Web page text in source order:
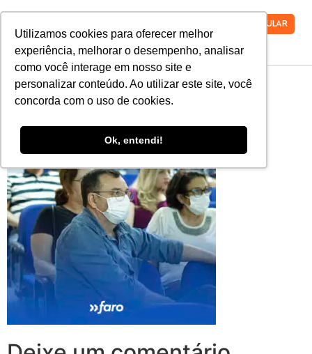
Utilizamos cookies para oferecer melhor
experiência, melhorar o desempenho, analisar
como você interage em nosso site e
personalizar conteúdo. Ao utilizar este site, você
concorda com o uso de cookies.
Ok, entendi!
VESTIBULAR
3